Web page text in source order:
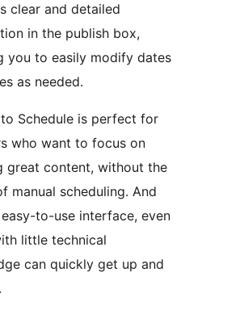
clear and detailed
in the publish box,
you to easily modify dates
as needed.
to Schedule is perfect for
who want to focus on
great content, without the
manual scheduling. And
to-use interface, even
little technical
can quickly get up and